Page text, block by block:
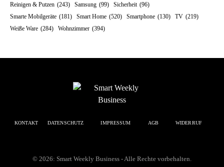
Reinigen & Putzen (243) Samsung (99) Sicherheit (96)
Smarte Mobilgeräte (181) Smart Home (520) Smartphone (130) TV (219)
Weiße Ware (284) Wohnzimmer (394)
KONTAKT DATENSCHUTZ IMPRESSUM AGB WIDERRUF
© 2026: Smart Weekly Business - Alle Rechte vorbehalten.